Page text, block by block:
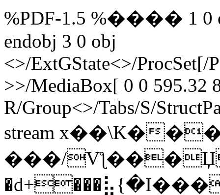
%PDF-1.5 %���� 1 0
endobj 3 0 obj
<>/ExtGState<>/ProcSet[/
>>/MediaBox[ 0 0 595.32
R/Group<>/Tabs/S/
stream x��\K�
���/